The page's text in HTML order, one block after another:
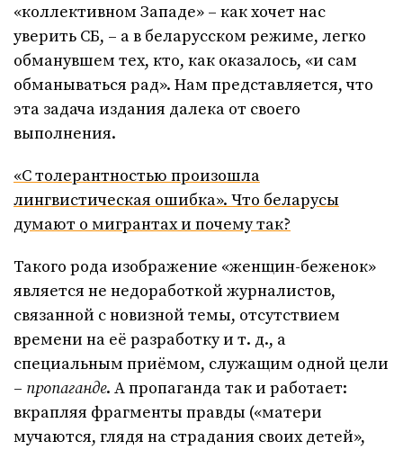
«коллективном Западе» – как хочет нас
уверить СБ, – а в беларусском режиме, легко
обманувшем тех, кто, как оказалось, «и сам
обманываться рад». Нам представляется, что
эта задача издания далека от своего
выполнения.
«С толерантностью произошла
лингвистическая ошибка». Что беларусы
думают о мигрантах и почему так?
Такого рода изображение «женщин-беженок»
является не недоработкой журналистов,
связанной с новизной темы, отсутствием
времени на её разработку и т. д., а
специальным приёмом, служащим одной цели
– пропаганде. А пропаганда так и работает:
вкрапляя фрагменты правды («матери
мучаются, глядя на страдания своих детей»,